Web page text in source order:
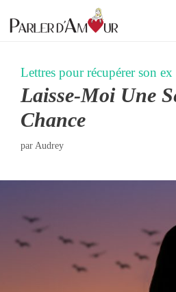
au
Lettres pour récupérer son ex
Laisse-Moi Une
Chance
par Audrey